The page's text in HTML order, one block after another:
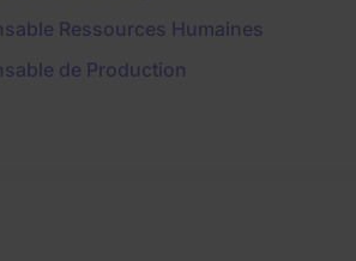
Ressources Humaines
de Production